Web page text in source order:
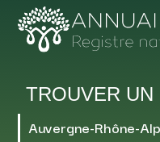
TROUVER
Auvergne-Rhône-